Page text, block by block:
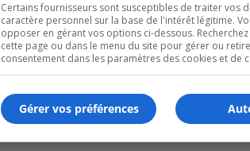
Certains fournisseurs sont susceptibles de traiter vos
caractère personnel sur la base de l'intérêt légitime.
opposer en gérant vos options ci-dessous.
cette page ou dans le menu du site pour gérer ou
consentement dans les paramètres des cookies et de
Gérer vos préférences